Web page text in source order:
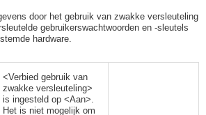
door het gebruik van zwakke versleuteling
gebruikerswachtwoorden en -sleutels
hardware.
<Verbied gebruik van
zwakke versleuteling>
is ingesteld op <Aan>.
Het is niet mogelijk om